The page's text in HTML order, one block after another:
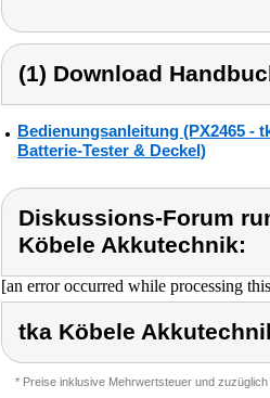
(1) Download
Bedienungsanleitung (PX2465 -
Batterie-Tester & Deckel)
Diskussions-Forum
Köbele Akkutechnik:
[an error occurred while processing
tka Köbele
* Preise inklusive Mehrwertsteuer und